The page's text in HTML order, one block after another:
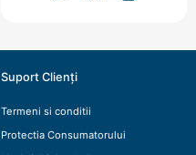
Suport Clienți
Termeni si conditii
Protectia Consumatorului